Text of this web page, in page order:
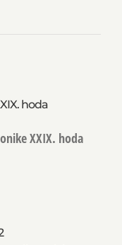
hoda
XXIX. hoda